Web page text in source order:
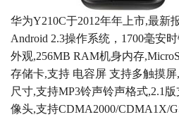
华为Y210C于2012年年上市,最新
Android 2.3操作系统，1700毫安
外观,256MB RAM机身内存
存储卡,支持 电容屏 支持多触摸屏
尺寸,支持MP3铃声铃声格式,2.1
像头,支持CDMA2000/CDMA1X/